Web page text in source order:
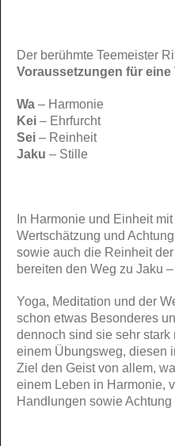
Der berühmte Teemeister
Voraussetzungen für eine
Wa – Harmonie
Kei – Ehrfurcht
Sei – Reinheit
Jaku – Stille
In Harmonie und Einheit
Wertschätzung und
sowie auch die Reinheit
bereiten den Weg zu Jaku
Yoga, Meditation und der
schon etwas Besonderes
dennoch sind sie sehr
einem Übungsweg, diesen
Ziel den Geist von allem,
einem Leben in Harmonie,
Handlungen sowie